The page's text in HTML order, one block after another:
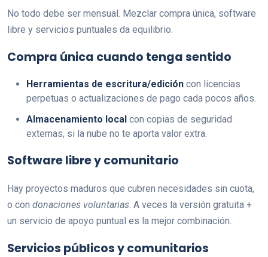
No todo debe ser mensual. Mezclar compra única, software
libre y servicios puntuales da equilibrio.
Compra única cuando tenga sentido
Herramientas de escritura/edición con licencias
perpetuas o actualizaciones de pago cada pocos años.
Almacenamiento local con copias de seguridad
externas, si la nube no te aporta valor extra.
Software libre y comunitario
Hay proyectos maduros que cubren necesidades sin cuota,
o con donaciones voluntarias. A veces la versión gratuita +
un servicio de apoyo puntual es la mejor combinación.
Servicios públicos y comunitarios